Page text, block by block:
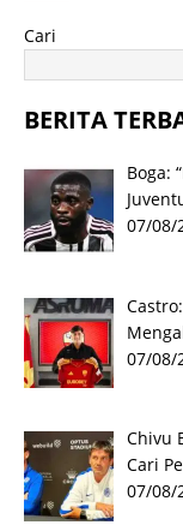
Cari
BERITA
Boga:
07/08/
07/08/
Chivu
Cari
07/08/